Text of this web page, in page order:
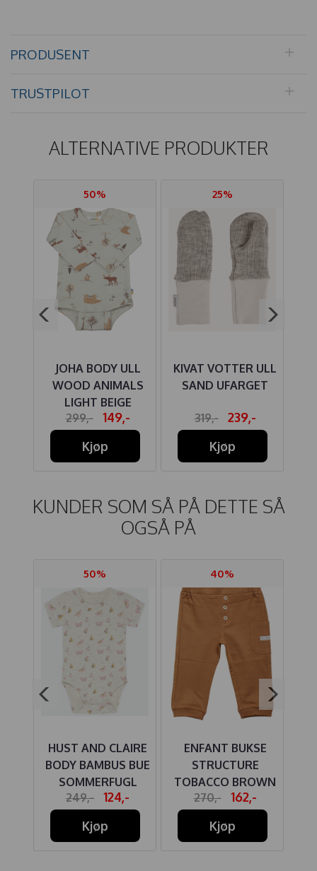
PRODUSENT
TRUSTPILOT
ALTERNATIVE PRODUKTER
50%
JOHA BODY ULL
WOOD ANIMALS
LIGHT BEIGE
299,-
149,-
Kjøp
25%
KIVAT VOTTER ULL
SAND UFARGET
319,-
239,-
Kjøp
KUNDER SOM SÅ PÅ DETTE SÅ
OGSÅ PÅ
50%
HUST AND CLAIRE
BODY BAMBUS BUE
SOMMERFUGL
SHRIMP
249,-
124,-
Kjøp
40%
ENFANT BUKSE
STRUCTURE
TOBACCO BROWN
270,-
162,-
Kjøp